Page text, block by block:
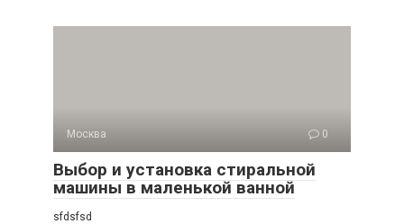
Москва 0
Выбор и установка стиральной
машины в маленькой ванной
sfdsfsd